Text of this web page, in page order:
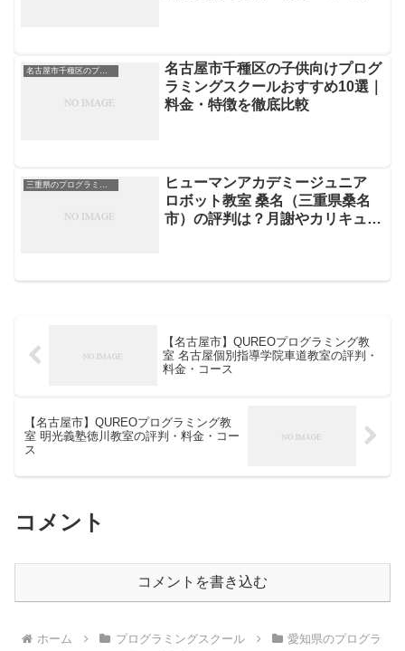
名古屋市千種区のプログラミングスクール
名古屋市千種区の子供向けプログ
ラミングスクールおすすめ10選｜
料金・特徴を徹底比較
ヒューマンアカデミージュニア
ロボット教室 桑名（三重県桑名
市）の評判は？月謝やカリキュラ
【名古屋市】QUREOプログラミング教
室 名古屋個別指導学院車道教室の評判・
料金・コース
【名古屋市】QUREOプログラミング教
室 明光義塾徳川教室の評判・料金・コー
ス
コメント
コメントを書き込む
ホーム プログラミングスクール
愛知県のプログラ